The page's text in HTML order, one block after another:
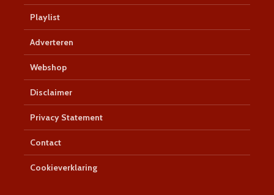
Playlist
Adverteren
Webshop
Disclaimer
Privacy Statement
Contact
Cookieverklaring